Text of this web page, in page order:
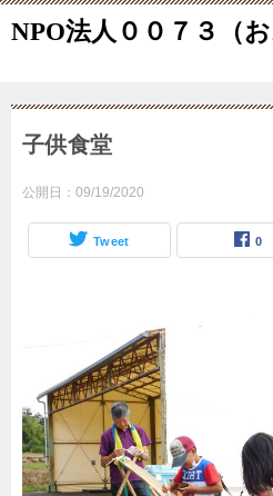
NPO法人００７３（お
子供食堂
公開日： 09/19/2020
Tweet 0